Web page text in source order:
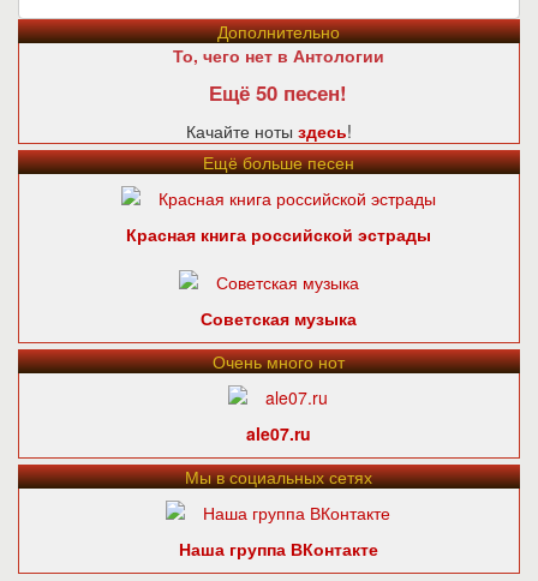
Дополнительно
То, чего нет в Антологии
Ещё 50 песен!
Качайте ноты здесь!
Ещё больше песен
Красная книга российской эстрады
Советская музыка
Очень много нот
ale07.ru
Мы в социальных сетях
Наша группа ВКонтакте